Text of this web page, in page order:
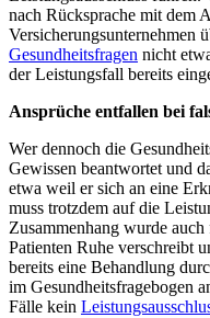
nach Rücksprache mit dem
Versicherungsunternehmen
Gesundheitsfragen nicht
der Leistungsfall bereits
Ansprüche entfallen bei
Wer dennoch die
Gewissen beantwortet und
etwa weil er sich an eine
muss trotzdem auf die
Zusammenhang wurde
Patienten Ruhe verschreibt
bereits eine Behandlung
im Gesundheitsfragebogen
Fälle kein